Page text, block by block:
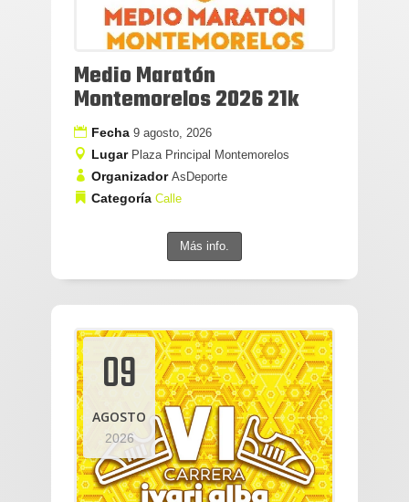
Medio Maratón
Montemorelos 2026 21k
Fecha 9 agosto, 2026
Lugar Plaza Principal Montemorelos
Organizador AsDeporte
Categoría Calle
Más info.
09
AGOSTO
2026